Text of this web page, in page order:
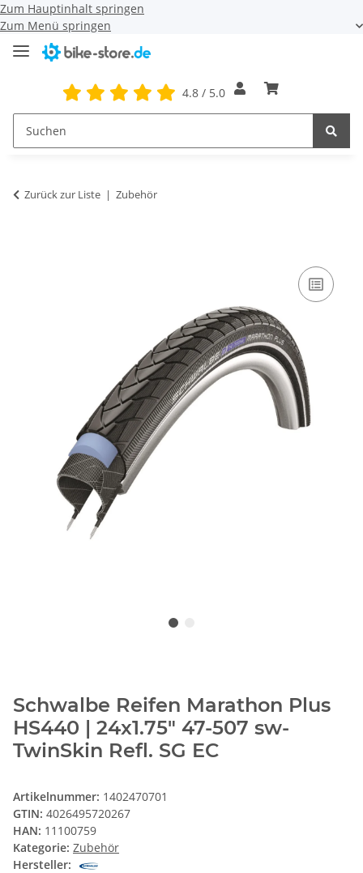
Zum Hauptinhalt springen
Zum Menü springen
4.8 / 5.0
Zurück zur Liste Zubehör
Schwalbe Reifen Marathon Plus
HS440 | 24x1.75" 47-507 sw-
TwinSkin Refl. SG EC
Artikelnummer: 1402470701
GTIN: 4026495720267
HAN: 11100759
Kategorie: Zubehör
Hersteller: